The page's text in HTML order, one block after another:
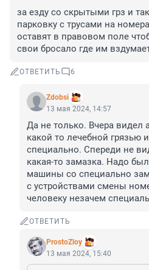
за езду со скрытыми грз и
парковку с трусами на
оставят в правовом поле
свои бросало где им
ОТВЕТИТЬ 6
Zdobsi
13 мая 2024, 14:57
Да не только. Вчера видел
какой то лечебной грязью
специально. Спереди не
какая-то замазка. Надо
машины со специально
с устройствами смены
человеку незачем
ОТВЕТИТЬ
ProstoZloy
13 мая 2024, 15:40